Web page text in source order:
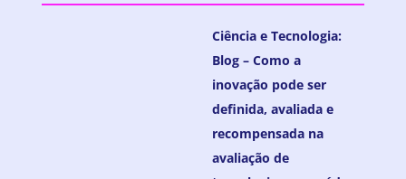
Ciência e Tecnologia:
Blog – Como a
inovação pode ser
definida, avaliada e
recompensada na
avaliação de